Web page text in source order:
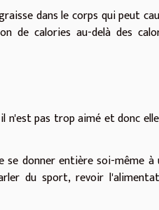
dans le corps qui peut
de calories au-delà des
n'est pas trop aimé et donc
donner entière soi-même à
du sport, revoir